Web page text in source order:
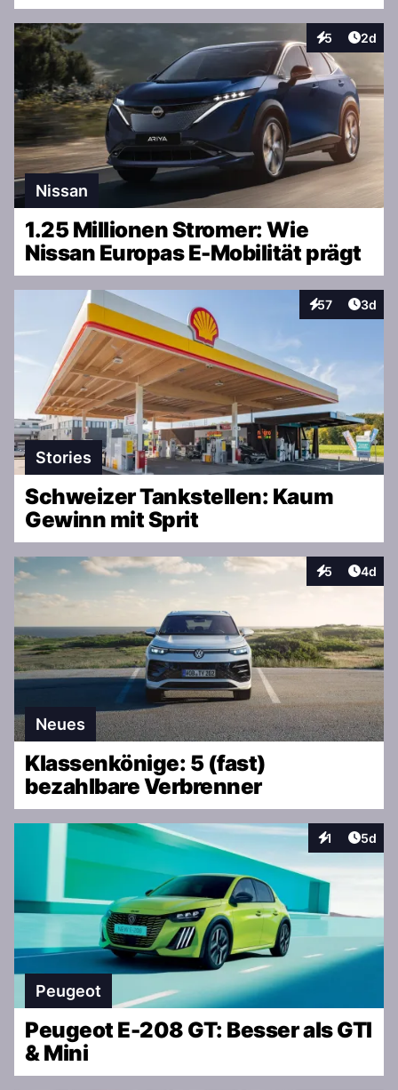
5
Interaktionen
2d
Nissan
1.25 Millionen Stromer: Wie
Nissan Europas E-Mobilität prägt
57
Interaktionen
3d
Stories
Schweizer Tankstellen: Kaum
Gewinn mit Sprit
5
Interaktionen
4d
Neues
Klassenkönige: 5 (fast)
bezahlbare Verbrenner
1
Interaktionen
5d
Peugeot
Peugeot E-208 GT: Besser als GTI
& Mini